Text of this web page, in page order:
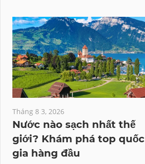
Tháng 8 3, 2026
Nước nào sạch nhất thế
giới? Khám phá top quốc
gia hàng đầu